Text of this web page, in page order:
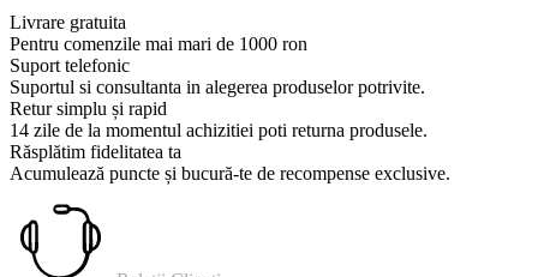
Livrare gratuita
Pentru comenzile mai mari de 1000 ron
Suport telefonic
Suportul si consultanta in alegerea produselor potrivite.
Retur simplu și rapid
14 zile de la momentul achizitiei poti returna produsele.
Răsplătim fidelitatea ta
Acumulează puncte și bucură-te de recompense exclusive.